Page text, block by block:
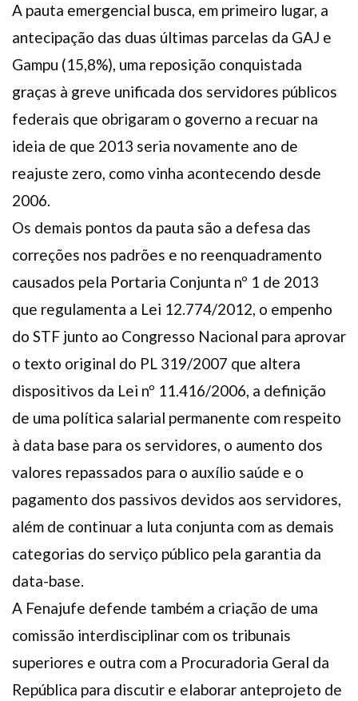
A pauta emergencial busca, em primeiro lugar, a
antecipação das duas últimas parcelas da GAJ e
Gampu (15,8%), uma reposição conquistada
graças à greve unificada dos servidores públicos
federais que obrigaram o governo a recuar na
ideia de que 2013 seria novamente ano de
reajuste zero, como vinha acontecendo desde
2006.
Os demais pontos da pauta são a defesa das
correções nos padrões e no reenquadramento
causados pela Portaria Conjunta nº 1 de 2013
que regulamenta a Lei 12.774/2012, o empenho
do STF junto ao Congresso Nacional para aprovar
o texto original do PL 319/2007 que altera
dispositivos da Lei nº 11.416/2006, a definição
de uma política salarial permanente com respeito
à data base para os servidores, o aumento dos
valores repassados para o auxílio saúde e o
pagamento dos passivos devidos aos servidores,
além de continuar a luta conjunta com as demais
categorias do serviço público pela garantia da
data-base.
A Fenajufe defende também a criação de uma
comissão interdisciplinar com os tribunais
superiores e outra com a Procuradoria Geral da
República para discutir e elaborar anteprojeto de